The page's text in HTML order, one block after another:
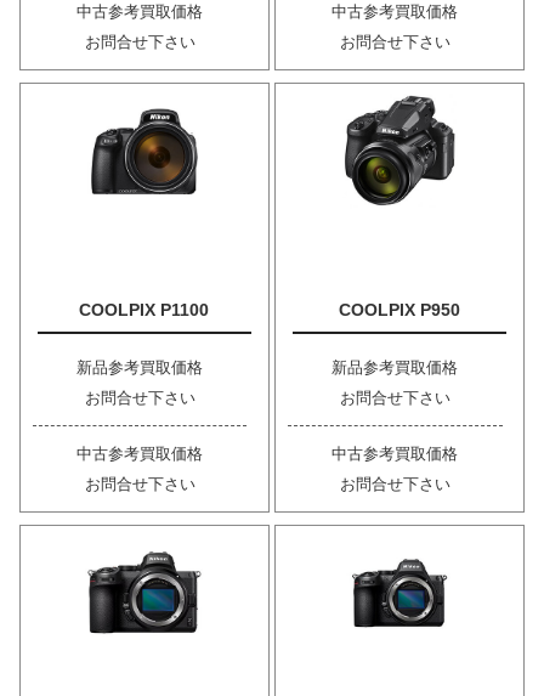
中古参考買取価格
お問合せ下さい
中古参考買取価格
お問合せ下さい
COOLPIX P1100
新品参考買取価格
お問合せ下さい
中古参考買取価格
お問合せ下さい
COOLPIX P950
新品参考買取価格
お問合せ下さい
中古参考買取価格
お問合せ下さい